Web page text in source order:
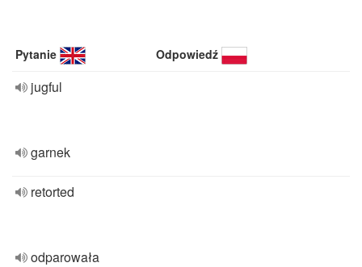
Pytanie Odpowiedź
jugful
garnek
retorted
odparowała